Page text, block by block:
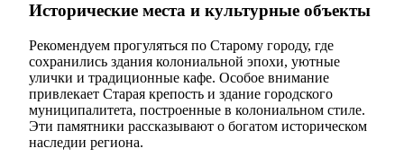
Исторические места и культурные объекты
Рекомендуем прогуляться по Старому городу, где
сохранились здания колониальной эпохи, уютные
улички и традиционные кафе. Особое внимание
привлекает Старая крепость и здание городского
муниципалитета, построенные в колониальном стиле.
Эти памятники рассказывают о богатом историческом
наследии региона.